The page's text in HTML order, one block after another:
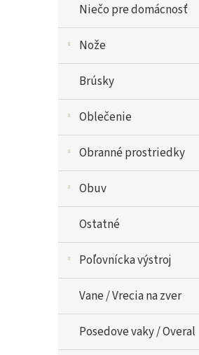
Niečo pre domácnosť
Nože
Brúsky
Oblečenie
Obranné prostriedky
Obuv
Ostatné
Poľovnícka výstroj
Vane / Vrecia na zver
Posedove vaky / Overal